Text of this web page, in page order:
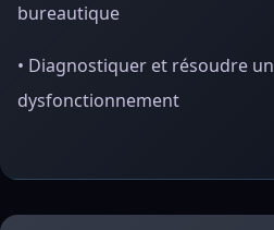
bureautique
• Diagnostiquer et résoudre un
dysfonctionnement